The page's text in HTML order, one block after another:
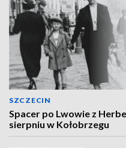
SZCZECIN
Spacer po Lwowie z
sierpniu w Kołobrzegu